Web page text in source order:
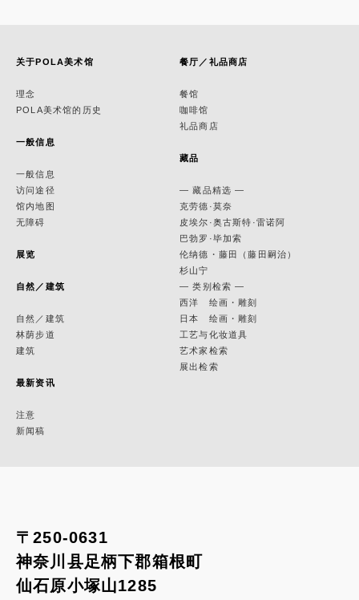
关于POLA美术馆
理念
POLA美术馆的历史
一般信息
一般信息
访问途径
馆内地图
无障碍
展览
自然／建筑
自然／建筑
林荫步道
建筑
最新资讯
注意
新闻稿
餐厅／礼品商店
餐馆
咖啡馆
礼品商店
藏品
— 藏品精选 —
克劳德·莫奈
皮埃尔·奥古斯特·雷诺阿
巴勃罗·毕加索
伦纳德・藤田（藤田嗣治）
杉山宁
— 类别检索 —
西洋 绘画・雕刻
日本 绘画・雕刻
工艺与化妆道具
艺术家检索
展出检索
〒250-0631
神奈川县足柄下郡箱根町
仙石原小塚山1285